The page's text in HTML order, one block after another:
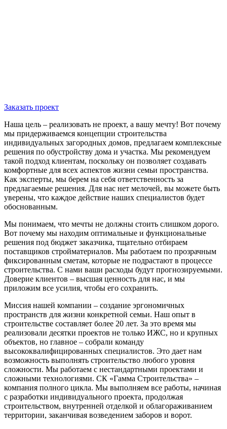
Заказать проект
Наша цель – реализовать не проект, а вашу мечту! Вот почему
мы придерживаемся концепции строительства
индивидуальных загородных домов, предлагаем комплексные
решения по обустройству дома и участка. Мы рекомендуем
такой подход клиентам, поскольку он позволяет создавать
комфортные для всех аспектов жизни семьи пространства.
Как эксперты, мы берем на себя ответственность за
предлагаемые решения. Для нас нет мелочей, вы можете быть
уверены, что каждое действие наших специалистов будет
обоснованным.
Мы понимаем, что мечты не должны стоить слишком дорого.
Вот почему мы находим оптимальные и функциональные
решения под бюджет заказчика, тщательно отбираем
поставщиков стройматериалов. Мы работаем по прозрачным
фиксированным сметам, которые не подрастают в процессе
строительства. С нами ваши расходы будут прогнозируемыми.
Доверие клиентов – высшая ценность для нас, и мы
приложим все усилия, чтобы его сохранить.
Миссия нашей компании – создание эргономичных
пространств для жизни конкретной семьи. Наш опыт в
строительстве составляет более 20 лет. За это время мы
реализовали десятки проектов не только ИЖС, но и крупных
объектов, но главное – собрали команду
высококвалифицированных специалистов. Это дает нам
возможность выполнять строительство любого уровня
сложности. Мы работаем с нестандартными проектами и
сложными технологиями. СК «Гамма Строительства» –
компания полного цикла. Мы выполняем все работы, начиная
с разработки индивидуального проекта, продолжая
строительством, внутренней отделкой и облагораживанием
территории, заканчивая возведением заборов и ворот.